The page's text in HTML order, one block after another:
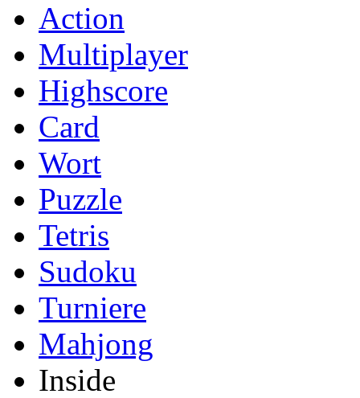
Action
Multiplayer
Highscore
Card
Wort
Puzzle
Tetris
Sudoku
Turniere
Mahjong
Inside